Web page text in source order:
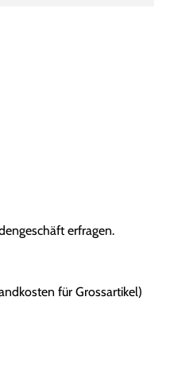
erfragen.
für Grossartikel)